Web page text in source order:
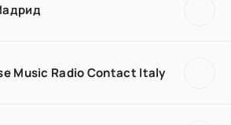
Music Radio Contact Italy